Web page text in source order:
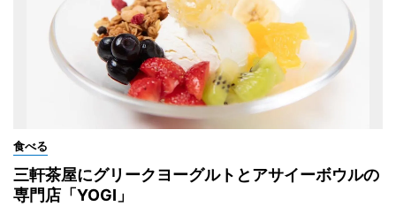
食べる
三軒茶屋にグリークヨーグルトとアサイーボウルの
専門店「YOGI」